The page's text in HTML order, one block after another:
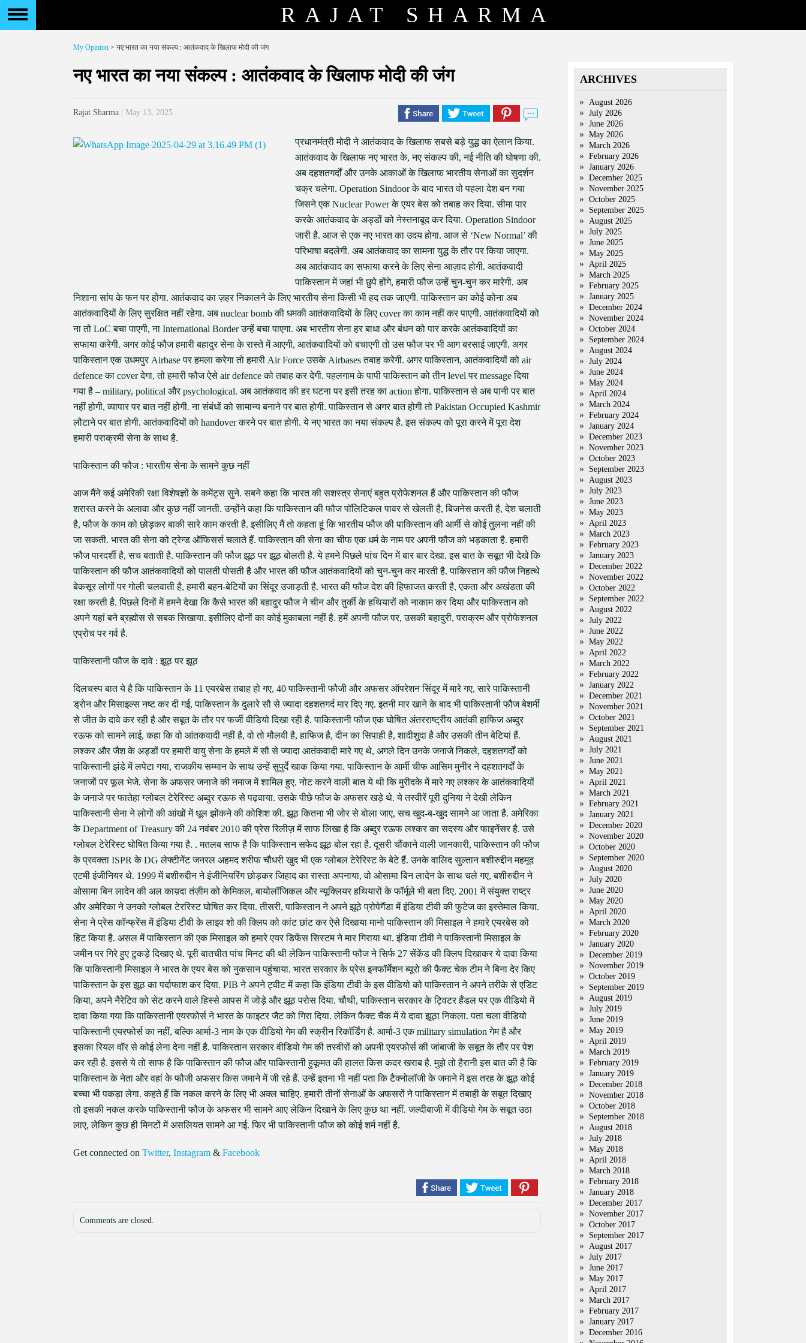
RAJAT SHARMA
My Opinion > नए भारत का नया संकल्प : आतंकवाद के खिलाफ मोदी की जंग
नए भारत का नया संकल्प : आतंकवाद के खिलाफ मोदी की जंग
Rajat Sharma | May 13, 2025
प्रधानमंत्री मोदी ने आतंकवाद के खिलाफ सबसे बड़े युद्ध का ऐलान किया.
आतंकवाद के खिलाफ नए भारत के, नए संकल्प की, नई नीति की घोषणा की.
अब दहशतगर्दों और उनके आकाओं के खिलाफ भारतीय सेनाओं का सुदर्शन
चक्र चलेगा. Operation Sindoor के बाद भारत वो पहला देश बन गया
जिसने एक Nuclear Power के एयर बेस को तबाह कर दिया. सीमा पार
करके आतंकवाद के अड्डों को नेस्तनाबूद कर दिया. Operation Sindoor
जारी है. आज से एक नए भारत का उदय होगा. आज से ‘New Normal’ की
परिभाषा बदलेगी. अब आतंकवाद का सामना युद्ध के तौर पर किया जाएगा.
अब आतंकवाद का सफाया करने के लिए सेना आज़ाद होगी. आतंकवादी
पाकिस्तान में जहां भी छुपे होंगे, हमारी फौज उन्हें चुन-चुन कर मारेगी. अब
निशाना सांप के फन पर होगा. आतंकवाद का ज़हर निकालने के लिए भारतीय सेना किसी भी हद तक जाएगी. पाकिस्तान का कोई कोना अब
आतंकवादियों के लिए सुरक्षित नहीं रहेगा. अब nuclear bomb की धमकी आतंकवादियों के लिए cover का काम नहीं कर पाएगी. आतंकवादियों को
ना तो LoC बचा पाएगी, ना International Border उन्हें बचा पाएगा. अब भारतीय सेना हर बाधा और बंधन को पार करके आतंकवादियों का
सफाया करेगी. अगर कोई फौज हमारी बहादुर सेना के रास्ते में आएगी, आतंकवादियों को बचाएगी तो उस फौज पर भी आग बरसाई जाएगी. अगर
पाकिस्तान एक उधमपुर Airbase पर हमला करेगा तो हमारी Air Force उसके Airbases तबाह करेगी. अगर पाकिस्तान, आतंकवादियों को air
defence का cover देगा, तो हमारी फौज ऐसे air defence को तबाह कर देगी. पहलगाम के पापी पाकिस्तान को तीन level पर message दिया
गया है – military, political और psychological. अब आतंकवाद की हर घटना पर इसी तरह का action होगा. पाकिस्तान से अब पानी पर बात
नहीं होगी, व्यापार पर बात नहीं होगी. ना संबंधों को सामान्य बनाने पर बात होगी. पाकिस्तान से अगर बात होगी तो Pakistan Occupied Kashmir
लौटाने पर बात होगी. आतंकवादियों को handover करने पर बात होगी. ये नए भारत का नया संकल्प है. इस संकल्प को पूरा करने में पूरा देश
हमारी पराक्रमी सेना के साथ है.
पाकिस्तान की फौज : भारतीय सेना के सामने कुछ नहीं
आज मैंने कई अमेरिकी रक्षा विशेषज्ञों के कमेंट्स सुने. सबने कहा कि भारत की सशस्त्र सेनाएं बहुत प्रोफेशनल हैं और पाकिस्तान की फौज
शरारत करने के अलावा और कुछ नहीं जानती. उन्होंने कहा कि पाकिस्तान की फौज पॉलिटिकल पावर से खेलती है, बिजनेस करती है, देश चलाती
है, फौज के काम को छोड़कर बाकी सारे काम करती है. इसीलिए मैं तो कहता हूं कि भारतीय फौज की पाकिस्तान की आर्मी से कोई तुलना नहीं की
जा सकती. भारत की सेना को ट्रेन्ड ऑफिसर्स चलाते हैं. पाकिस्तान की सेना का चीफ एक धर्म के नाम पर अपनी फौज को भड़काता है. हमारी
फौज पारदर्शी है, सच बताती है. पाकिस्तान की फौज झूठ पर झूठ बोलती है. ये हमने पिछले पांच दिन में बार बार देखा. इस बात के सबूत भी देखे कि
पाकिस्तान की फौज आतंकवादियों को पालती पोसती है और भारत की फौज आतंकवादियों को चुन-चुन कर मारती है. पाकिस्तान की फौज निहत्थे
बेकसूर लोगों पर गोली चलवाती है, हमारी बहन-बेटियों का सिंदूर उजाड़ती है. भारत की फौज देश की हिफाजत करती है, एकता और अखंडता की
रक्षा करती है. पिछले दिनों में हमने देखा कि कैसे भारत की बहादुर फौज ने चीन और तुर्की के हथियारों को नाकाम कर दिया और पाकिस्तान को
अपने यहां बने ब्रह्मोस से सबक सिखाया. इसीलिए दोनों का कोई मुकाबला नहीं है. हमें अपनी फौज पर, उसकी बहादुरी, पराक्रम और प्रोफेशनल
एप्रोच पर गर्व है.
पाकिस्तानी फौज के दावे : झूठ पर झूठ
दिलचस्प बात ये है कि पाकिस्तान के 11 एयरबेस तबाह हो गए, 40 पाकिस्तानी फौजी और अफसर ऑपरेशन सिंदूर में मारे गए, सारे पाकिस्तानी
ड्रोन और मिसाइल्स नष्ट कर दी गई, पाकिस्तान के दुलारे सौ से ज्यादा दहशतगर्द मार दिए गए. इतनी मार खाने के बाद भी पाकिस्तानी फौज बेशर्मी
से जीत के दावे कर रही है और सबूत के तौर पर फर्जी वीडियो दिखा रही है. पाकिस्तानी फौज एक घोषित अंतरराष्ट्रीय आतंकी हाफिज अब्दुर
रऊफ को सामने लाई, कहा कि वो आंतकवादी नहीं है, वो तो मौलवी है, हाफिज है, दीन का सिपाही है, शादीशुदा है और उसकी तीन बेटियां हैं.
लश्कर और जैश के अड्डों पर हमारी वायु सेना के हमले में सौ से ज्यादा आतंकवादी मारे गए थे, अगले दिन उनके जनाजे निकले, दहशतगर्दों को
पाकिस्तानी झंडे में लपेटा गया, राजकीय सम्मान के साथ उन्हें सुपुर्दे खाक किया गया. पाकिस्तान के आर्मी चीफ आसिम मुनीर ने दहशतगर्दों के
जनाजों पर फूल भेजे. सेना के अफसर जनाजे की नमाज में शामिल हुए. नोट करने वाली बात ये थी कि मुरीदके में मारे गए लश्कर के आतंकवादियों
के जनाजे पर फातेहा ग्लोबल टेरेरिस्ट अब्दुर रऊफ से पढ़वाया. उसके पीछे फौज के अफसर खड़े थे. ये तस्वीरें पूरी दुनिया ने देखी लेकिन
पाकिस्तानी सेना ने लोगों की आंखों में धूल झोंकने की कोशिश की. झूठ कितना भी जोर से बोला जाए, सच खुद-ब-खुद सामने आ जाता है. अमेरिका
के Department of Treasury की 24 नवंबर 2010 की प्रेस रिलीज़ में साफ लिखा है कि अब्दुर रऊफ लश्कर का सदस्य और फाइनेंसर है. उसे
ग्लोबल टेरेरिस्ट घोषित किया गया है. . मतलब साफ है कि पाकिस्तान सफेद झूठ बोल रहा है. दूसरी चौंकाने वाली जानकारी, पाकिस्तान की फौज
के प्रवक्ता ISPR के DG लेफ्टीनेंट जनरल अहमद शरीफ चौधरी खुद भी एक ग्लोबल टेरेरिस्ट के बेटे हैं. उनके वालिद सुल्तान बशीरुद्दीन महमूद
एटमी इंजीनियर थे. 1999 में बशीरुद्दीन ने इंजीनियरिंग छोड़कर जिहाद का रास्ता अपनाया, वो ओसामा बिन लादेन के साथ चले गए, बशीरुद्दीन ने
ओसामा बिन लादेन की अल काय़दा तंज़ीम को केमिकल, बायोलॉजिकल और न्यूक्लियर हथियारों के फॉर्मूले भी बता दिए. 2001 में संयुक्त राष्ट्र
और अमेरिका ने उनको ग्लोबल टेररिस्ट घोषित कर दिया. तीसरी, पाकिस्तान ने अपने झूठे प्रोपेगैंडा में इंडिया टीवी की फुटेज का इस्तेमाल किया.
सेना ने प्रेस कॉन्फ्रेंस में इंडिया टीवी के लाइव शो की क्लिप को कांट छांट कर ऐसे दिखाया मानो पाकिस्तान की मिसाइल ने हमारे एयरबेस को
हिट किया है. असल में पाकिस्तान की एक मिसाइल को हमारे एयर डिफेंस सिस्टम ने मार गिराया था. इंडिया टीवी ने पाकिस्तानी मिसाइल के
जमीन पर गिरे हुए टुकड़े दिखाए थे. पूरी बातचीत पांच मिनट की थी लेकिन पाकिस्तानी फौज ने सिर्फ 27 सेंकेंड की क्लिप दिखाकर ये दावा किया
कि पाकिस्तानी मिसाइल ने भारत के एयर बेस को नुकसान पहुंचाया. भारत सरकार के प्रेस इनफॉर्मेशन ब्यूरो की फैक्ट चेक टीम ने बिना देर किए
पाकिस्तान के इस झूठ का पर्दाफाश कर दिया. PIB ने अपने ट्वीट में कहा कि इंडिया टीवी के इस वीडियो को पाकिस्तान ने अपने तरीके से एडिट
किया, अपने नैरेटिव को सेट करने वाले हिस्से आपस में जोड़े और झूठ परोस दिया. चौथी, पाकिस्तान सरकार के ट्विटर हैंडल पर एक वीडियो में
दावा किया गया कि पाकिस्तानी एयरफोर्स ने भारत के फाइटर जैट को गिरा दिया. लेकिन फैक्ट चैक में ये दावा झूठा निकला. पता चला वीडियो
पाकिस्तानी एयरफोर्स का नहीं, बल्कि आर्मा-3 नाम के एक वीडियो गेम की स्क्रीन रिकॉर्डिंग है. आर्मा-3 एक military simulation गेम है और
इसका रियल वॉर से कोई लेना देना नहीं है. पाकिस्तान सरकार वीडियो गेम की तस्वीरों को अपनी एयरफोर्स की जांबाजी के सबूत के तौर पर पेश
कर रही है. इससे ये तो साफ है कि पाकिस्तान की फौज और पाकिस्तानी हुकूमत की हालत किस कदर खराब है. मुझे तो हैरानी इस बात की है कि
पाकिस्तान के नेता और वहां के फौजी अफसर किस जमाने में जी रहे हैं. उन्हें इतना भी नहीं पता कि टैक्नोलॉजी के जमाने में इस तरह के झूठ कोई
बच्चा भी पकड़ा लेगा. कहते हैं कि नकल करने के लिए भी अक्ल चाहिए. हमारी तीनों सेनाओं के अफसरों ने पाकिस्तान में तबाही के सबूत दिखाए
तो इसकी नकल करके पाकिस्तानी फौज के अफसर भी सामने आए लेकिन दिखाने के लिए कुछ था नहीं. जल्दीबाजी में वीडियो गेम के सबूत उठा
लाए, लेकिन कुछ ही मिनटों में असलियत सामने आ गई. फिर भी पाकिस्तानी फौज को कोई शर्म नहीं है.
Get connected on Twitter, Instagram & Facebook
Comments are closed.
ARCHIVES
August 2026
July 2026
June 2026
May 2026
March 2026
February 2026
January 2026
December 2025
November 2025
October 2025
September 2025
August 2025
July 2025
June 2025
May 2025
April 2025
March 2025
February 2025
January 2025
December 2024
November 2024
October 2024
September 2024
August 2024
July 2024
June 2024
May 2024
April 2024
March 2024
February 2024
January 2024
December 2023
November 2023
October 2023
September 2023
August 2023
July 2023
June 2023
May 2023
April 2023
March 2023
February 2023
January 2023
December 2022
November 2022
October 2022
September 2022
August 2022
July 2022
June 2022
May 2022
April 2022
March 2022
February 2022
January 2022
December 2021
November 2021
October 2021
September 2021
August 2021
July 2021
June 2021
May 2021
April 2021
March 2021
February 2021
January 2021
December 2020
November 2020
October 2020
September 2020
August 2020
July 2020
June 2020
May 2020
April 2020
March 2020
February 2020
January 2020
December 2019
November 2019
October 2019
September 2019
August 2019
July 2019
June 2019
May 2019
April 2019
March 2019
February 2019
January 2019
December 2018
November 2018
October 2018
September 2018
August 2018
July 2018
May 2018
April 2018
March 2018
February 2018
January 2018
December 2017
November 2017
October 2017
September 2017
August 2017
July 2017
June 2017
May 2017
April 2017
March 2017
February 2017
January 2017
December 2016